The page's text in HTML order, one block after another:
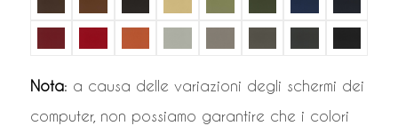
Nota: a causa delle variazioni degli schermi dei
computer, non possiamo garantire che i colori